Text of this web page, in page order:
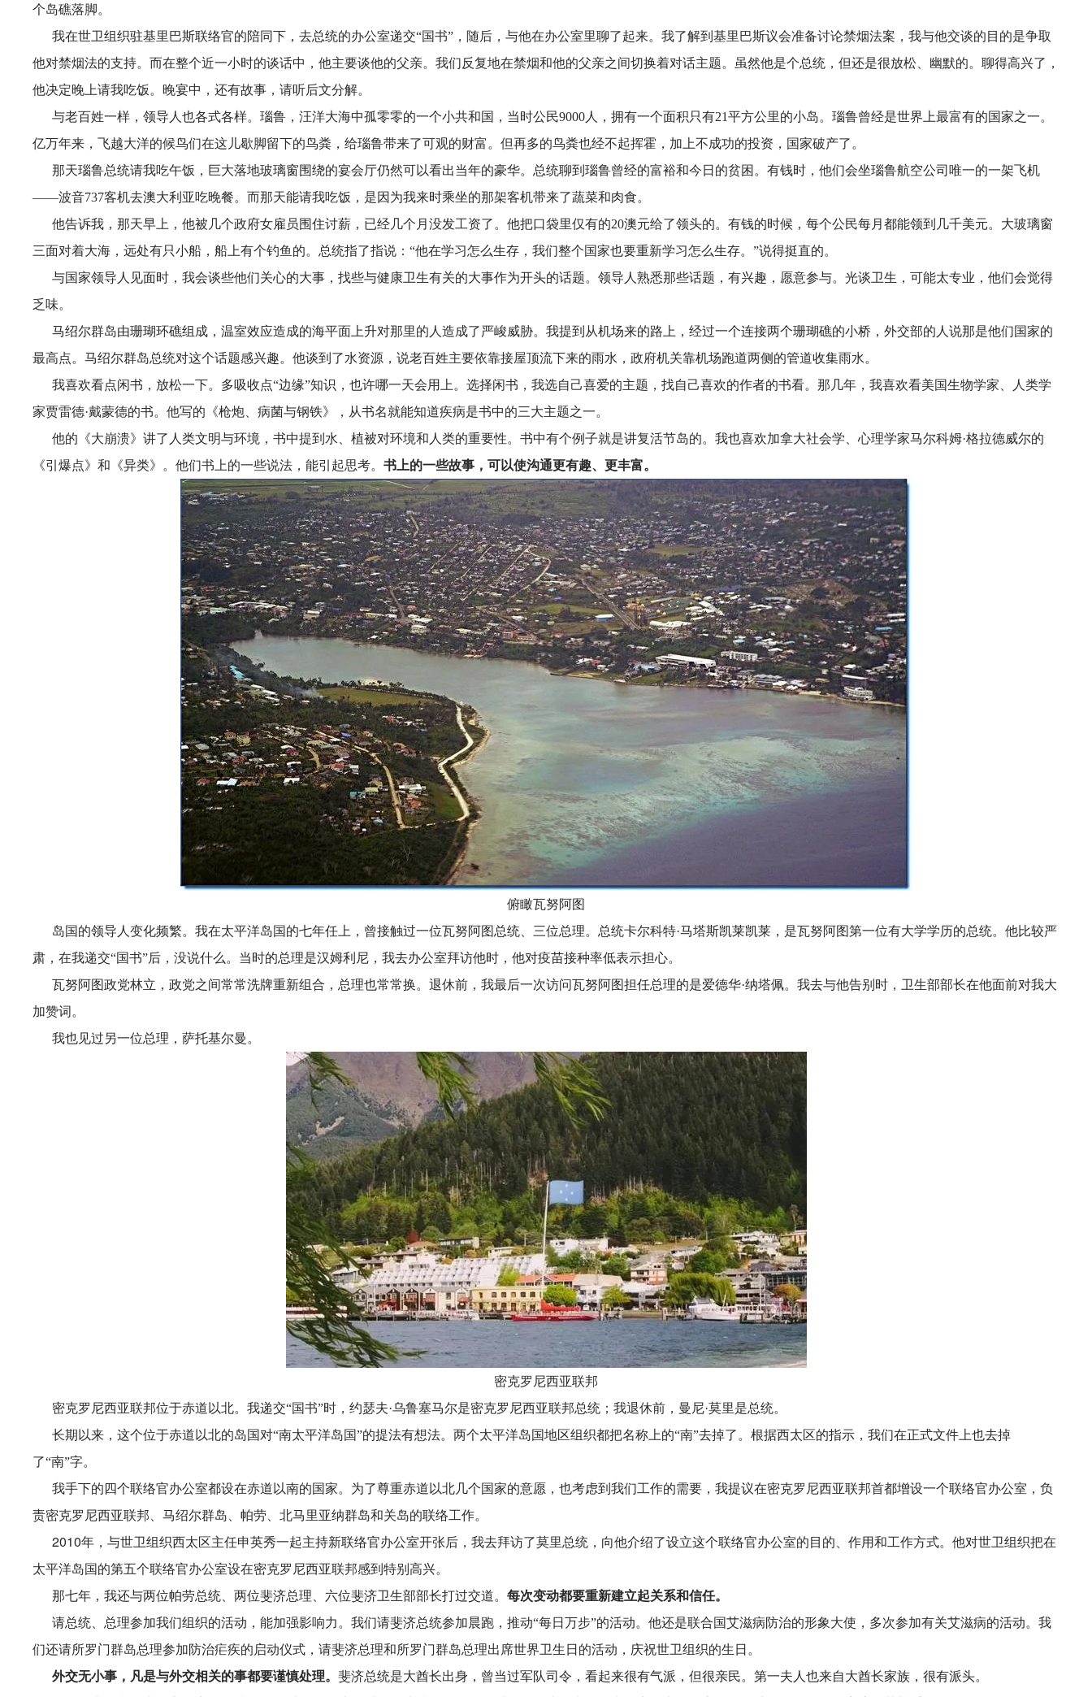
个岛礁落脚。
我在世卫组织驻基里巴斯联络官的陪同下，去总统的办公室递交“国书”，随后，与他在办公室里聊了起来。我了解到基里巴斯议会准备讨论禁烟法案，我与他交谈的目的是争取
他对禁烟法的支持。而在整个近一小时的谈话中，他主要谈他的父亲。我们反复地在禁烟和他的父亲之间切换着对话主题。虽然他是个总统，但还是很放松、幽默的。聊得高兴了，
他决定晚上请我吃饭。晚宴中，还有故事，请听后文分解。
与老百姓一样，领导人也各式各样。瑙鲁，汪洋大海中孤零零的一个小共和国，当时公民9000人，拥有一个面积只有21平方公里的小岛。瑙鲁曾经是世界上最富有的国家之一。
亿万年来，飞越大洋的候鸟们在这儿歇脚留下的鸟粪，给瑙鲁带来了可观的财富。但再多的鸟粪也经不起挥霍，加上不成功的投资，国家破产了。
那天瑙鲁总统请我吃午饭，巨大落地玻璃窗围绕的宴会厅仍然可以看出当年的豪华。总统聊到瑙鲁曾经的富裕和今日的贫困。有钱时，他们会坐瑙鲁航空公司唯一的一架飞机
——波音737客机去澳大利亚吃晚餐。而那天能请我吃饭，是因为我来时乘坐的那架客机带来了蔬菜和肉食。
他告诉我，那天早上，他被几个政府女雇员围住讨薪，已经几个月没发工资了。他把口袋里仅有的20澳元给了领头的。有钱的时候，每个公民每月都能领到几千美元。大玻璃窗
三面对着大海，远处有只小船，船上有个钓鱼的。总统指了指说：“他在学习怎么生存，我们整个国家也要重新学习怎么生存。”说得挺直的。
与国家领导人见面时，我会谈些他们关心的大事，找些与健康卫生有关的大事作为开头的话题。领导人熟悉那些话题，有兴趣，愿意参与。光谈卫生，可能太专业，他们会觉得
乏味。
马绍尔群岛由珊瑚环礁组成，温室效应造成的海平面上升对那里的人造成了严峻威胁。我提到从机场来的路上，经过一个连接两个珊瑚礁的小桥，外交部的人说那是他们国家的
最高点。马绍尔群岛总统对这个话题感兴趣。他谈到了水资源，说老百姓主要依靠接屋顶流下来的雨水，政府机关靠机场跑道两侧的管道收集雨水。
我喜欢看点闲书，放松一下。多吸收点“边缘”知识，也许哪一天会用上。选择闲书，我选自己喜爱的主题，找自己喜欢的作者的书看。那几年，我喜欢看美国生物学家、人类学
家贾雷德·戴蒙德的书。他写的《枪炮、病菌与钢铁》，从书名就能知道疾病是书中的三大主题之一。
他的《大崩溃》讲了人类文明与环境，书中提到水、植被对环境和人类的重要性。书中有个例子就是讲复活节岛的。我也喜欢加拿大社会学、心理学家马尔科姆·格拉德威尔的
《引爆点》和《异类》。他们书上的一些说法，能引起思考。 书上的一些故事，可以使沟通更有趣、更丰富。
俯瞰瓦努阿图
岛国的领导人变化频繁。我在太平洋岛国的七年任上，曾接触过一位瓦努阿图总统、三位总理。总统卡尔科特·马塔斯凯莱凯莱，是瓦努阿图第一位有大学学历的总统。他比较严
肃，在我递交“国书”后，没说什么。当时的总理是汉姆利尼，我去办公室拜访他时，他对疫苗接种率低表示担心。
瓦努阿图政党林立，政党之间常常洗牌重新组合，总理也常常换。退休前，我最后一次访问瓦努阿图担任总理的是爱德华·纳塔佩。我去与他告别时，卫生部部长在他面前对我大
加赞词。
我也见过另一位总理，萨托基尔曼。
密克罗尼西亚联邦
密克罗尼西亚联邦位于赤道以北。我递交“国书”时，约瑟夫·乌鲁塞马尔是密克罗尼西亚联邦总统；我退休前，曼尼·莫里是总统。
长期以来，这个位于赤道以北的岛国对“南太平洋岛国”的提法有想法。两个太平洋岛国地区组织都把名称上的“南”去掉了。根据西太区的指示，我们在正式文件上也去掉
了“南”字。
我手下的四个联络官办公室都设在赤道以南的国家。为了尊重赤道以北几个国家的意愿，也考虑到我们工作的需要，我提议在密克罗尼西亚联邦首都增设一个联络官办公室，负
责密克罗尼西亚联邦、马绍尔群岛、帕劳、北马里亚纳群岛和关岛的联络工作。
2010年，与世卫组织西太区主任申英秀一起主持新联络官办公室开张后，我去拜访了莫里总统，向他介绍了设立这个联络官办公室的目的、作用和工作方式。他对世卫组织把在
太平洋岛国的第五个联络官办公室设在密克罗尼西亚联邦感到特别高兴。
那七年，我还与两位帕劳总统、两位斐济总理、六位斐济卫生部部长打过交道。 每次变动都要重新建立起关系和信任。
请总统、总理参加我们组织的活动，能加强影响力。我们请斐济总统参加晨跑，推动“每日万步”的活动。他还是联合国艾滋病防治的形象大使，多次参加有关艾滋病的活动。我
们还请所罗门群岛总理参加防治疟疾的启动仪式，请斐济总理和所罗门群岛总理出席世界卫生日的活动，庆祝世卫组织的生日。
外交无小事，凡是与外交相关的事都要谨慎处理。 斐济总统是大酋长出身，曾当过军队司令，看起来很有气派，但很亲民。第一夫人也来自大酋长家族，很有派头。